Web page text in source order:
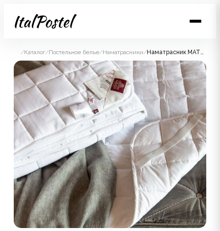
/Каталог/Постельное белье/Наматрасники/ Наматрасник MATTRESS 4 SEASONS GRASS всесезонный 160x200